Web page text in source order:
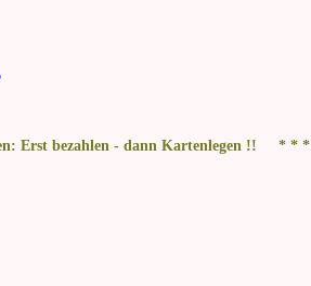
Erst bezahlen - dann Kartenlegen !! * * *